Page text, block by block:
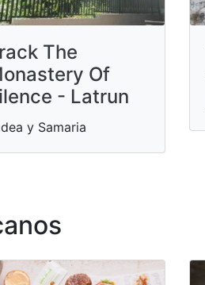
The
Of
- Latrun
y Samaria